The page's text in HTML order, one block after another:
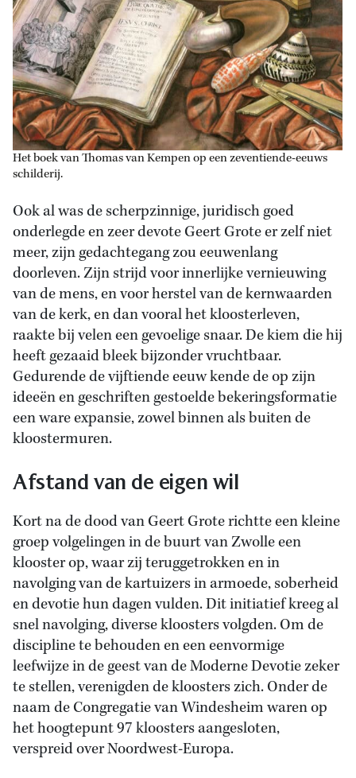
Het boek van Thomas van Kempen op een zeventiende-eeuws
schilderij.
Ook al was de scherpzinnige, juridisch goed
onderlegde en zeer devote Geert Grote er zelf niet
meer, zijn gedachtegang zou eeuwenlang
doorleven. Zijn strijd voor innerlijke vernieuwing
van de mens, en voor herstel van de kernwaarden
van de kerk, en dan vooral het kloosterleven,
raakte bij velen een gevoelige snaar. De kiem die hij
heeft gezaaid bleek bijzonder vruchtbaar.
Gedurende de vijftiende eeuw kende de op zijn
ideeën en geschriften gestoelde bekeringsformatie
een ware expansie, zowel binnen als buiten de
kloostermuren.
Afstand van de eigen wil
Kort na de dood van Geert Grote richtte een kleine
groep volgelingen in de buurt van Zwolle een
klooster op, waar zij teruggetrokken en in
navolging van de kartuizers in armoede, soberheid
en devotie hun dagen vulden. Dit initiatief kreeg al
snel navolging, diverse kloosters volgden. Om de
discipline te behouden en een eenvormige
leefwijze in de geest van de Moderne Devotie zeker
te stellen, verenigden de kloosters zich. Onder de
naam de Congregatie van Windesheim waren op
het hoogtepunt 97 kloosters aangesloten,
verspreid over Noordwest-Europa.